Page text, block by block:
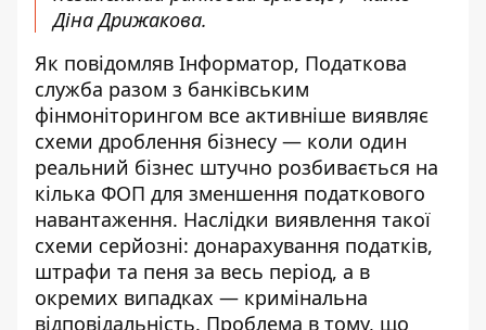
Діна Дрижакова.
Як повідомляв Інформатор, Податкова
служба разом з банківським
фінмоніторингом все активніше виявляє
схеми дроблення бізнесу — коли один
реальний бізнес штучно розбивається на
кілька ФОП для зменшення податкового
навантаження. Наслідки виявлення такої
схеми серйозні: донарахування податків,
штрафи та пеня за весь період, а в
окремих випадках — кримінальна
відповідальність. Проблема в тому, що